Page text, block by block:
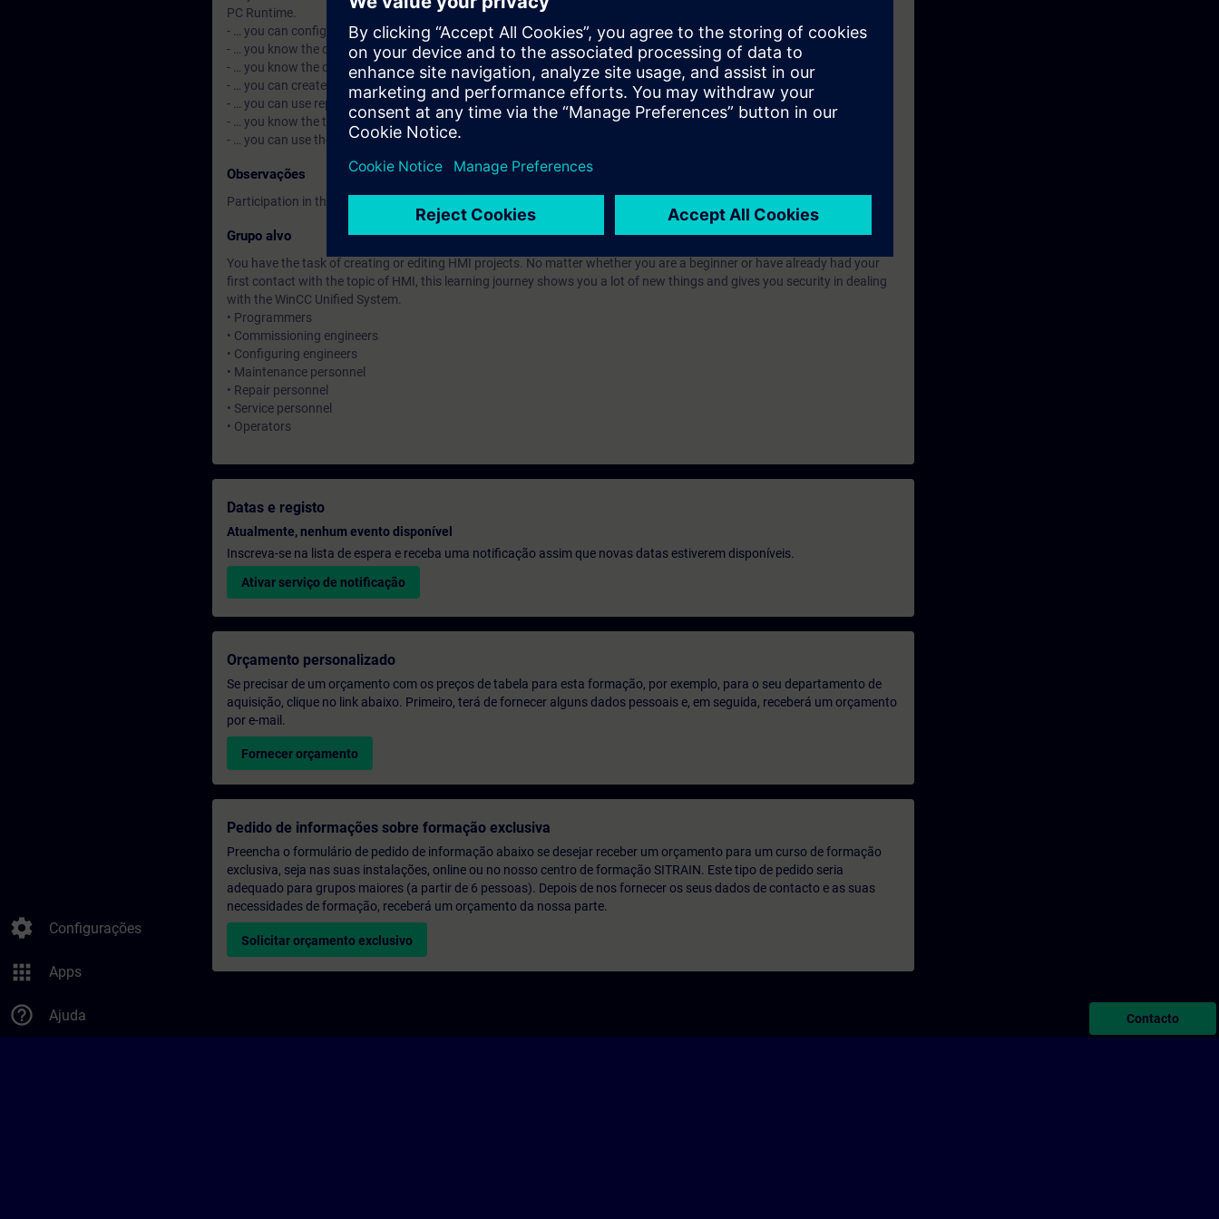
settings Configurações
apps Apps
help_outline Ajuda
PC Runtime.
- … you can configure and load PC stations.
- … you know the different plant configurations of the WinCC Unified systems (client/server).
- … you know the data-based archives for big data.
- … you can create and use the parameter sets (recipes).
- … you can use reporting.
- … you know the topics such as efficient engineering and design.
- … you can use the decentralized system configurations.
Observações
Participation in the Learning Journey is personal and non-transferable.
Grupo alvo
You have the task of creating or editing HMI projects. No matter whether you are a beginner or have already had your
first contact with the topic of HMI, this learning journey shows you a lot of new things and gives you security in dealing
with the WinCC Unified System.
• Programmers
• Commissioning engineers
• Configuring engineers
• Maintenance personnel
• Repair personnel
• Service personnel
• Operators
Datas e registo
Atualmente, nenhum evento disponível
Inscreva-se na lista de espera e receba uma notificação assim que novas datas estiverem disponíveis.
Ativar serviço de notificação
Orçamento personalizado
Se precisar de um orçamento com os preços de tabela para esta formação, por exemplo, para o seu departamento de
aquisição, clique no link abaixo. Primeiro, terá de fornecer alguns dados pessoais e, em seguida, receberá um orçamento
por e-mail.
Fornecer orçamento
Pedido de informações sobre formação exclusiva
Preencha o formulário de pedido de informação abaixo se desejar receber um orçamento para um curso de formação
exclusiva, seja nas suas instalações, online ou no nosso centro de formação SITRAIN. Este tipo de pedido seria
adequado para grupos maiores (a partir de 6 pessoas). Depois de nos fornecer os seus dados de contacto e as suas
necessidades de formação, receberá um orçamento da nossa parte.
Solicitar orçamento exclusivo
Contacto